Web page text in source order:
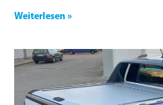
Weiterlesen »